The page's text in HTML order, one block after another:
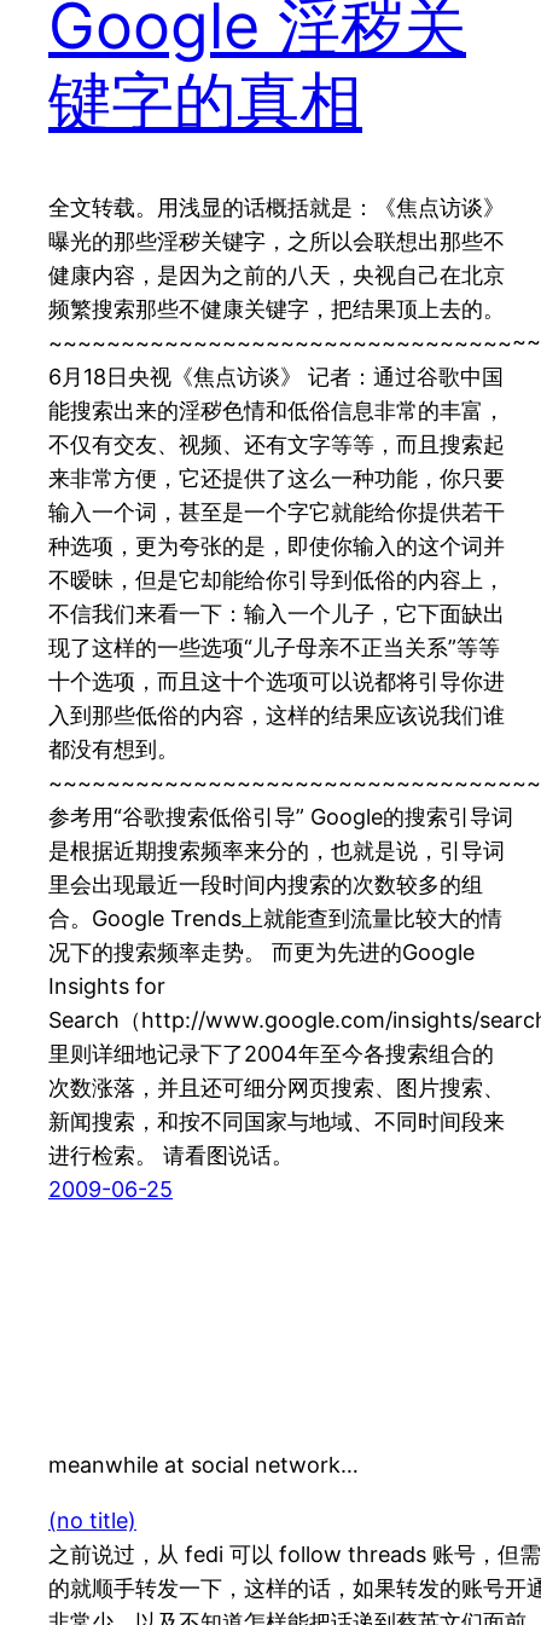
Google 淫秽关
键字的真相
全文转载。用浅显的话概括就是：《焦点访谈》
曝光的那些淫秽关键字，之所以会联想出那些不
健康内容，是因为之前的八天，央视自己在北京
频繁搜索那些不健康关键字，把结果顶上去的。
6月18日央视《焦点访谈》 记者：通过谷歌中国
能搜索出来的淫秽色情和低俗信息非常的丰富，
不仅有交友、视频、还有文字等等，而且搜索起
来非常方便，它还提供了这么一种功能，你只要
输入一个词，甚至是一个字它就能给你提供若干
种选项，更为夸张的是，即使你输入的这个词并
不暧昧，但是它却能给你引导到低俗的内容上，
不信我们来看一下：输入一个儿子，它下面缺出
现了这样的一些选项“儿子母亲不正当关系”等等
十个选项，而且这十个选项可以说都将引导你进
入到那些低俗的内容，这样的结果应该说我们谁
都没有想到。
参考用“谷歌搜索低俗引导” Google的搜索引导词
是根据近期搜索频率来分的，也就是说，引导词
里会出现最近一段时间内搜索的次数较多的组
合。Google Trends上就能查到流量比较大的情
况下的搜索频率走势。 而更为先进的Google
Insights for
Search（http://www.google.com/insights/
里则详细地记录下了2004年至今各搜索组合的
次数涨落，并且还可细分网页搜索、图片搜索、
新闻搜索，和按不同国家与地域、不同时间段来
进行检索。 请看图说话。
2009-06-25
meanwhile at social network…
(no title)
之前说过，从 fedi 可以 follow threads 账号，但
的就顺手转发一下，这样的话，如果转发的账号